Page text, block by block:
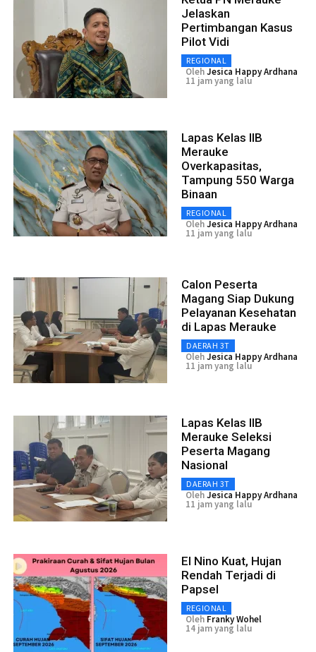
Jelaskan
Pertimbangan Kasus
Pilot Vidi
REGIONAL
OlehJesica Happy Ardhana
11 jam yang lalu
Lapas Kelas IIB
Merauke
Overkapasitas,
Tampung 550 Warga
Binaan
REGIONAL
OlehJesica Happy Ardhana
11 jam yang lalu
Calon Peserta
Magang Siap Dukung
Pelayanan Kesehatan
di Lapas Merauke
DAERAH 3T
OlehJesica Happy Ardhana
11 jam yang lalu
Lapas Kelas IIB
Merauke Seleksi
Peserta Magang
Nasional
DAERAH 3T
OlehJesica Happy Ardhana
11 jam yang lalu
El Nino Kuat, Hujan
Rendah Terjadi di
Papsel
REGIONAL
Oleh Franky Wohel
14 jam yang lalu